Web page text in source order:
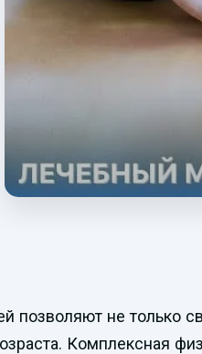
позволяют не только
Комплексная